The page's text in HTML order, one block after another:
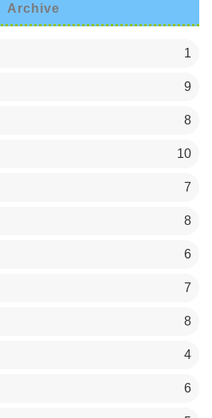
Archive
1
9
8
10
7
8
6
7
8
4
6